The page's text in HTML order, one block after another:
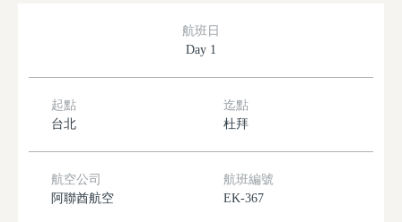
航班日
Day 1
起點
台北
迄點
杜拜
航空公司
阿聯酋航空
航班編號
EK-367